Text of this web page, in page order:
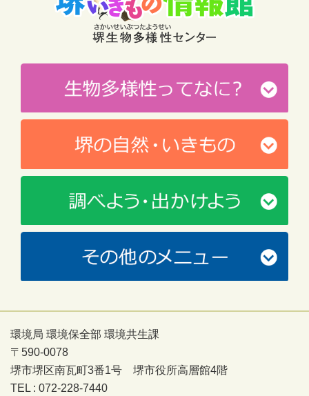
環境局 環境保全部 環境共生課
〒590-0078
堺市堺区南瓦町3番1号 堺市役所高層館4階
TEL : 072-228-7440